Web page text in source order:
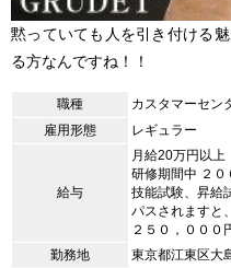
黙っていても人を引き付ける
る方なんですね！！
職種
カスタマーセン
雇用形態
レギュラー
給与
月給20万円以上
研修期間中 ２０
技能試験、昇給
パスされますと
２５０，０００
勤務地
東京都江東区大